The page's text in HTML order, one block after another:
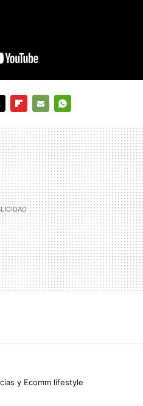
MAIL
y Ecomm lifestyle